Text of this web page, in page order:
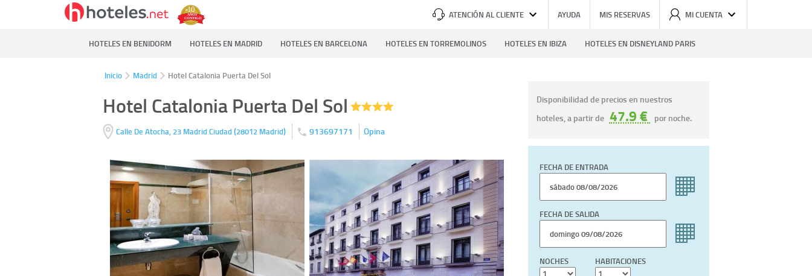
ATENCIÓN AL CLIENTE AYUDA MIS RESERVAS MI CUENTA
HOTELES EN BENIDORM HOTELES EN MADRID HOTELES EN BARCELONA HOTELES EN TORREMOLINOS HOTELES EN IBIZA HOTELES EN DISNEYLAND PARIS
Inicio Madrid Hotel Catalonia Puerta Del Sol
Hotel Catalonia Puerta Del Sol
Calle De Atocha, 23 Madrid Ciudad(28012 Madrid) 913697171 Opina
Disponibilidad de precios en nuestros
hoteles, a partir de 47.9 € por noche.
FECHA DE ENTRADA
FECHA DE SALIDA
NOCHES HABITACIONES